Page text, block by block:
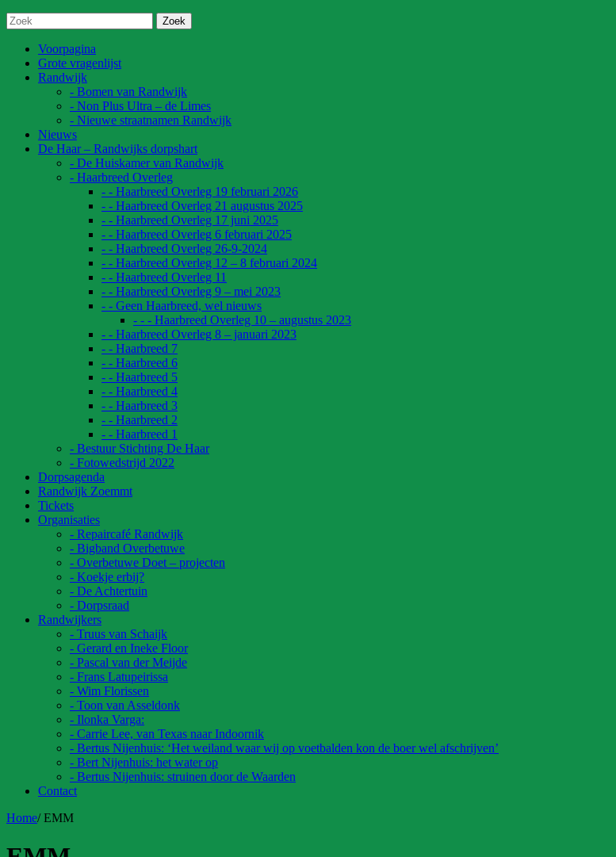
Voorpagina
Grote vragenlijst
Randwijk
- Bomen van Randwijk
- Non Plus Ultra – de Limes
- Nieuwe straatnamen Randwijk
Nieuws
De Haar – Randwijks dorpshart
- De Huiskamer van Randwijk
- Haarbreed Overleg
- - Haarbreed Overleg 19 februari 2026
- - Haarbreed Overleg 21 augustus 2025
- - Haarbreed Overleg 17 juni 2025
- - Haarbreed Overleg 6 februari 2025
- - Haarbreed Overleg 26-9-2024
- - Haarbreed Overleg 12 – 8 februari 2024
- - Haarbreed Overleg 11
- - Haarbreed Overleg 9 – mei 2023
- - Geen Haarbreed, wel nieuws
- - - Haarbreed Overleg 10 – augustus 2023
- - Haarbreed Overleg 8 – januari 2023
- - Haarbreed 7
- - Haarbreed 6
- - Haarbreed 5
- - Haarbreed 4
- - Haarbreed 3
- - Haarbreed 2
- - Haarbreed 1
- Bestuur Stichting De Haar
- Fotowedstrijd 2022
Dorpsagenda
Randwijk Zoemmt
Tickets
Organisaties
- Repaircafé Randwijk
- Bigband Overbetuwe
- Overbetuwe Doet – projecten
- Koekje erbij?
- De Achtertuin
- Dorpsraad
Randwijkers
- Truus van Schaijk
- Gerard en Ineke Floor
- Pascal van der Meijde
- Frans Latupeirissa
- Wim Florissen
- Toon van Asseldonk
- Ilonka Varga:
- Carrie Lee, van Texas naar Indoornik
- Bertus Nijenhuis: ‘Het weiland waar wij op voetbalden kon de boer wel afschrijven’
- Bert Nijenhuis: het water op
- Bertus Nijenhuis: struinen door de Waarden
Contact
Home/EMM